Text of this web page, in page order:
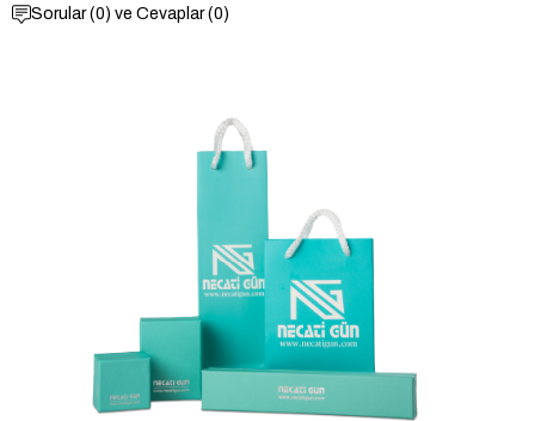
Sorular (0) ve Cevaplar (0)